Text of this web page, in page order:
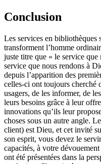
Conclusion
Les services en bibliothèques
transforment l’homme
juste titre que « le service que
service que nous rendons à
depuis l’apparition des
celles-ci ont toujours cherché
usagers, de les informer, de
leurs besoins grâce à leur
innovations qu’ils leur
choses sous un autre angle.
client) est Dieu, et cet invité
son esprit, vous devez le
capacités, à votre
ont été présentées dans la